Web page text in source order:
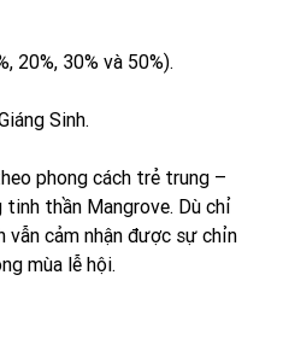
20%, 30% và 50%).
Sinh.
phong cách trẻ trung –
thần Mangrove. Dù chỉ
vẫn cảm nhận được sự chỉn
mùa lễ hội.